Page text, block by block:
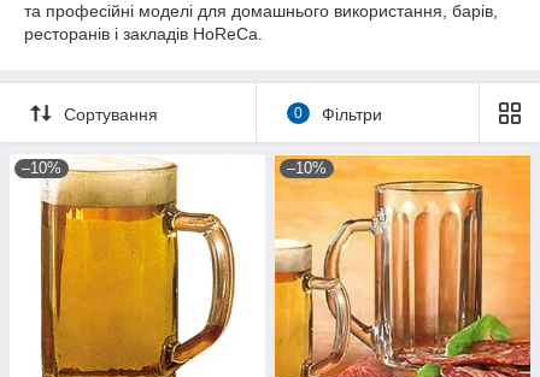
та професійні моделі для домашнього використання, барів,
ресторанів і закладів HoReCa.
Сортування 0 Фільтри
–10% –10%